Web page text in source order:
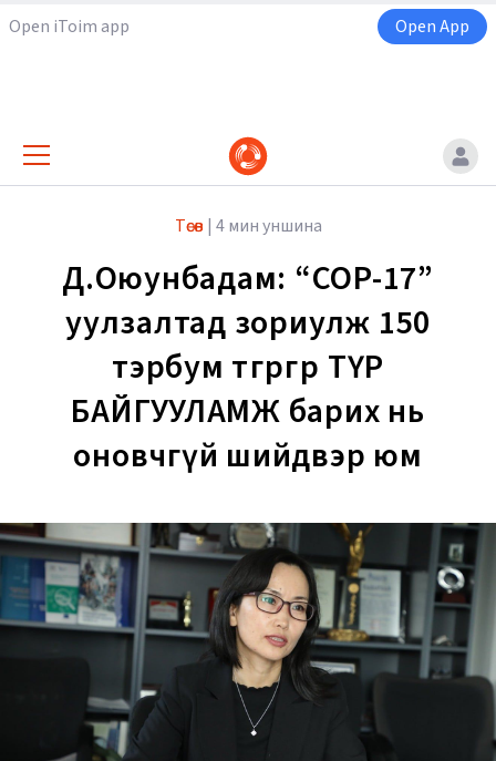
Open iToim app Open App
Төсөв | 4 мин уншина
Д.Оюунбадам: “COP-17”
уулзалтад зориулж 150
тэрбум төгрөгөөр ТҮР
БАЙГУУЛАМЖ барих нь
оновчгүй шийдвэр юм